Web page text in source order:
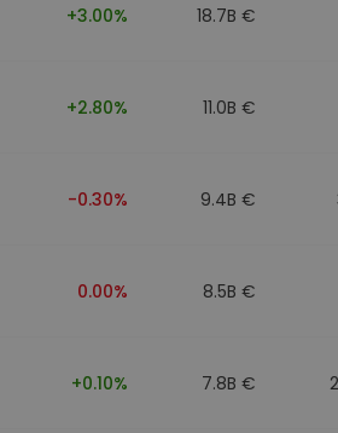
+3.00% 18.7B €
+2.80% 11.0B €
-0.30% 9.4B €
0.00% 8.5B €
+0.10% 7.8B €